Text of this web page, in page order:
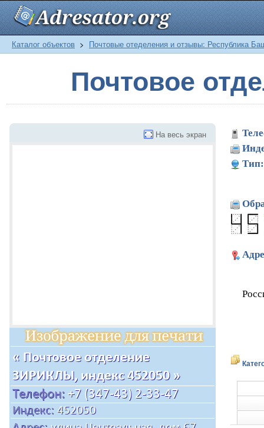
Каталог объектов > Почтовые отеделения и отзывы: Республика
Почтовое
На весь экран
Тип: